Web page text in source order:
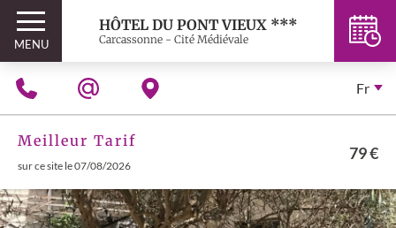
MENU
HÔTEL DU PONT VIEUX ***
Carcassonne - Cité Médiévale
Fr
Meilleur Tarif
sur ce site le 07/08/2026
79 €